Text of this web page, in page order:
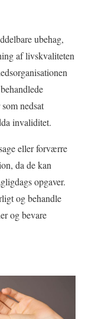
ubehag,
af livskvaliteten
nedsat
invaliditet.
eller forværre
da de kan
opgaver.
og behandle
og bevare